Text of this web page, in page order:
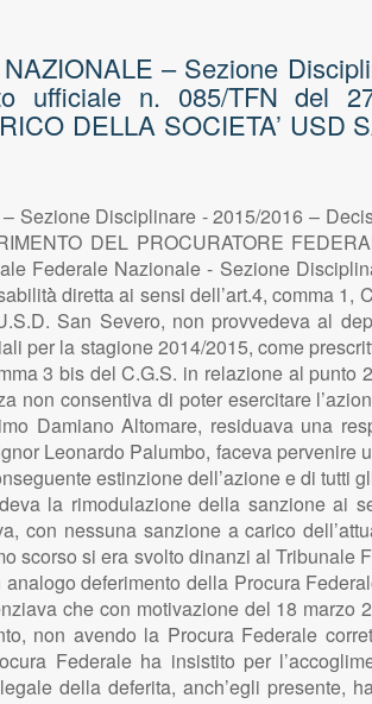
– Sezione
ufficiale n. 085/TFN del
DELLA SOCIETA’ USD
Sezione Disciplinare - 2015/2016 –
DEL PROCURATORE
Federale Nazionale - Sezione
diretta ai sensi dell’art.4, comma
San Severo, non provvedeva al
per la stagione 2014/2015, come
3 bis del C.G.S. in relazione al
non consentiva di poter esercitare
Damiano Altomare, residuava una
Leonardo Palumbo, faceva
estinzione dell’azione e di
la rimodulazione della sanzione ai
con nessuna sanzione a carico
scorso si era svolto dinanzi al
deferimento della Procura
che con motivazione del 18
non avendo la Procura Federale
Federale ha insistito per
della deferita, anch’egli presente,